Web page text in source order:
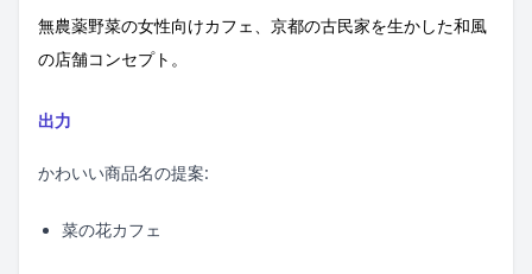
無農薬野菜の女性向けカフェ、京都の古民家を生かした和風
の店舗コンセプト。
出力
かわいい商品名の提案:
菜の花カフェ